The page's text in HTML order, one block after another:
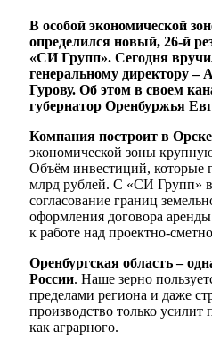
В особой экономической
определился новый, 26-й
«СИ Групп». Сегодня
генеральному директору –
Гурову. Об этом в своем
губернатор Оренбуржья
Компания построит в Орске
экономической зоны
Объём инвестиций, которые
млрд рублей. С «СИ Групп»
согласование границ
оформления договора
к работе над проектно-
Оренбургская область –
России. Наше зерно
пределами региона и даже
производство только
как аграрного.